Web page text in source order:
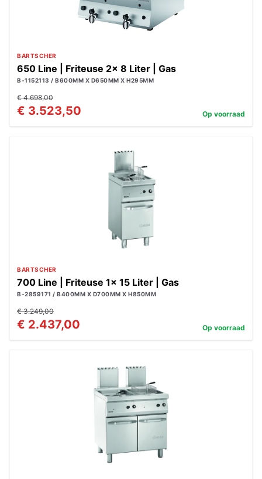
BARTSCHER
650 Line | Friteuse 2x 8 Liter | Gas
B-1152113 / B600MM X D650MM X H295MM
€ 4.698,00
€ 3.523,50 Op voorraad
BARTSCHER
700 Line | Friteuse 1x 15 Liter | Gas
B-2859171 / B400MM X D700MM X H850MM
€ 3.249,00
€ 2.437,00 Op voorraad